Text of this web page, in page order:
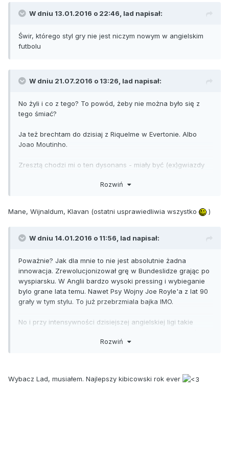
W dniu 13.01.2016 o 22:46, lad napisał:
Świr, którego styl gry nie jest niczym nowym w angielskim
futbolu
W dniu 21.07.2016 o 13:26, lad napisał:
No żyli i co z tego? To powód, żeby nie można było się z
tego śmiać?
Ja też brechtam do dzisiaj z Riquelme w Evertonie. Albo
Joao Moutinho.
Zresztą chodzi mi o ten dysonans - miały być (ex)gwiazdy
odrzut z Newcastle i 30-letni Estończyk z Augsburga xd
Rozwiń
Mane, Wijnaldum, Klavan (ostatni usprawiedliwia wszystko )
W dniu 14.01.2016 o 11:56, lad napisał:
Poważnie? Jak dla mnie to nie jest absolutnie żadna
innowacja. Zrewolucjonizował grę w Bundeslidze grając po
wyspiarsku. W Anglii bardzo wysoki pressing i wybieganie
bylo grane lata temu. Nawet Psy Wojny Joe Royle'a z lat 90
grały w tym stylu. To już przebrzmiala bajka IMO.
No i przy intensywności dzisiejszej angielskiej ligi takie
kontuzji w LFC to raczej nie przypadek tylko wynik filozofii
Rozwiń
Wybacz Lad, musiałem. Najlepszy kibicowski rok ever